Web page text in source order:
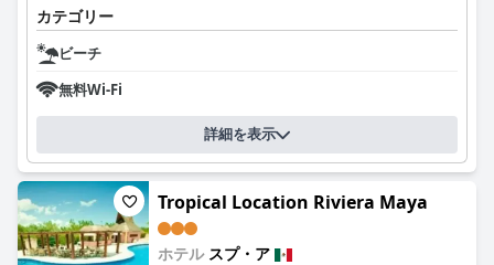
カテゴリー
ビーチ
無料Wi-Fi
詳細を表示
Tropical Location Riviera Maya
ホテル スプ・ア